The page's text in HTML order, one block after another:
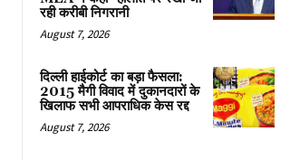
रही करीबी निगरानी
August 7, 2026
दिल्ली हाईकोर्ट का बड़ा फैसला:
2015 मैगी विवाद में दुकानदारों के
खिलाफ सभी आपराधिक केस रद्द
August 7, 2026